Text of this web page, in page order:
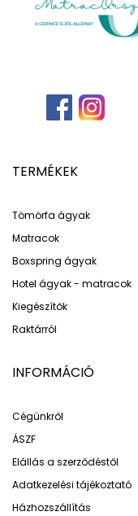
TERMÉKEK
Tömörfa ágyak
Matracok
Boxspring ágyak
Hotel ágyak - matracok
Kiegészítők
Raktárról
INFORMÁCIÓ
Cégünkről
ÁSZF
Elállás a szerződéstől
Adatkezelési tájékoztató
Házhozszállítás